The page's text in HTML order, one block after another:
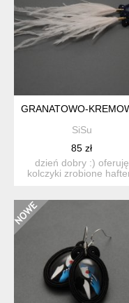
GRANATOWO-
SiSu
85 zł
dzień dobry :) oferuję
kolczyki zrobione